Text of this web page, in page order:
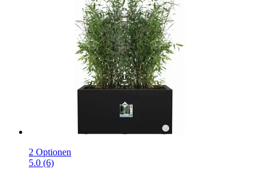
2 Optionen
5.0 (6)